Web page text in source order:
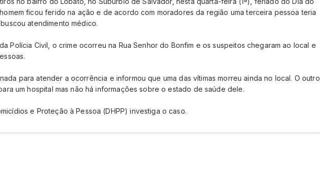
ficou ferido na ação e de acordo com moradores da região uma terceira pessoa teria
atendimento médico.
Polícia Civil, o crime ocorreu na Rua Senhor do Bonfim e os suspeitos chegaram ao local e
para atender a ocorrência e informou que uma das vítimas morreu ainda no local. O outro
um hospital mas não há informações sobre o estado de saúde dele.
e Proteção à Pessoa (DHPP) investiga o caso.